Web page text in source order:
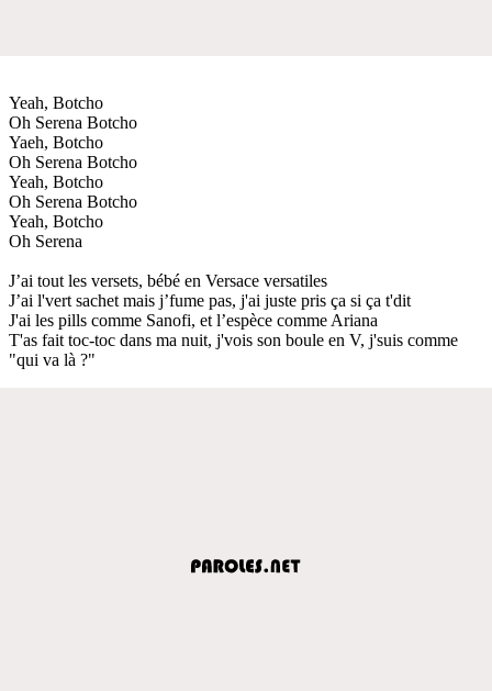
Yeah, Botcho
Oh Serena Botcho
Yaeh, Botcho
Oh Serena Botcho
Yeah, Botcho
Oh Serena Botcho
Yeah, Botcho
Oh Serena
J’ai tout les versets, bébé en Versace versatiles
J’ai l'vert sachet mais j’fume pas, j'ai juste pris ça si ça t'dit
J'ai les pills comme Sanofi, et l’espèce comme Ariana
T'as fait toc-toc dans ma nuit, j'vois son boule en V, j'suis comme
"qui va là ?"